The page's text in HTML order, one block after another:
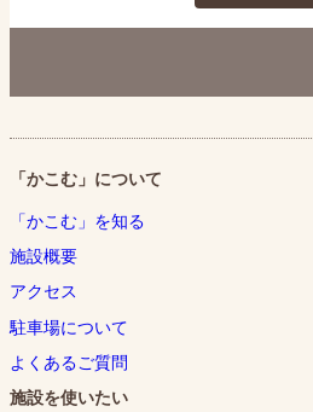
「かこむ」について
「かこむ」を知る
施設概要
アクセス
駐車場について
よくあるご質問
施設を使いたい